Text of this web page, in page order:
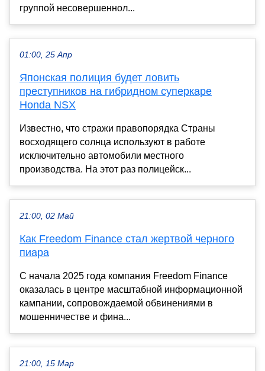
группой несовершеннол...
01:00, 25 Апр
Японская полиция будет ловить
преступников на гибридном суперкаре
Honda NSX
Известно, что стражи правопорядка Страны
восходящего солнца используют в работе
исключительно автомобили местного
производства. На этот раз полицейск...
21:00, 02 Май
Как Freedom Finance стал жертвой черного
пиара
​С начала 2025 года компания Freedom Finance
оказалась в центре масштабной информационной
кампании, сопровождаемой обвинениями в
мошенничестве и фина...
21:00, 15 Мар